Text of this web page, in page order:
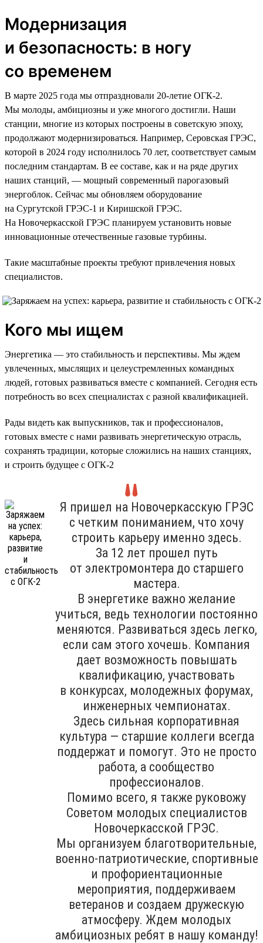
Модернизация
и безопасность: в ногу
со временем
В марте 2025 года мы отпраздновали 20-летие ОГК-2.
Мы молоды, амбициозны и уже многого достигли. Наши
станции, многие из которых построены в советскую эпоху,
продолжают модернизироваться. Например, Серовская ГРЭС,
которой в 2024 году исполнилось 70 лет, соответствует самым
последним стандартам. В ее составе, как и на ряде других
наших станций, — мощный современный парогазовый
энергоблок. Сейчас мы обновляем оборудование
на Сургутской ГРЭС-1 и Киришской ГРЭС.
На Новочеркасской ГРЭС планируем установить новые
инновационные отечественные газовые турбины.
Такие масштабные проекты требуют привлечения новых
специалистов.
Кого мы ищем
Энергетика — это стабильность и перспективы. Мы ждем
увлеченных, мыслящих и целеустремленных командных
людей, готовых развиваться вместе с компанией. Сегодня есть
потребность во всех специалистах с разной квалификацией.
Рады видеть как выпускников, так и профессионалов,
готовых вместе с нами развивать энергетическую отрасль,
сохранять традиции, которые сложились на наших станциях,
и строить будущее с ОГК-2
Я пришел на Новочеркасскую ГРЭС
с четким пониманием, что хочу
строить карьеру именно здесь.
За 12 лет прошел путь
от электромонтера до старшего
мастера.
В энергетике важно желание
учиться, ведь технологии постоянно
меняются. Развиваться здесь легко,
если сам этого хочешь. Компания
дает возможность повышать
квалификацию, участвовать
в конкурсах, молодежных форумах,
инженерных чемпионатах.
Здесь сильная корпоративная
культура — старшие коллеги всегда
поддержат и помогут. Это не просто
работа, а сообщество
профессионалов.
Помимо всего, я также руковожу
Советом молодых специалистов
Новочеркасской ГРЭС.
Мы организуем благотворительные,
военно-патриотические, спортивные
и профориентационные
мероприятия, поддерживаем
ветеранов и создаем дружескую
атмосферу. Ждем молодых
амбициозных ребят в нашу команду!